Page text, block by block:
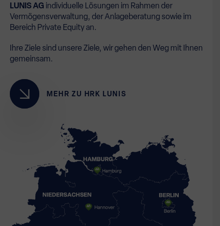
LUNIS AG individuelle Lösungen im Rahmen der
Vermögensverwaltung, der Anlageberatung sowie im
Bereich Private Equity an.
Ihre Ziele sind unsere Ziele, wir gehen den Weg mit Ihnen
gemeinsam.
MEHR ZU HRK LUNIS